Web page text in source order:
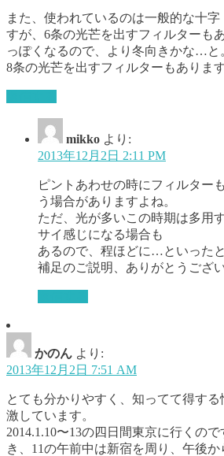
また、使われているのは一般的な十
すが、6条の光芒を出すフィルターも
っぽくなるので、より冬向きかな…と
8条の光芒を出すフィルターもありま
mikko より:
2013年12月2日 2:11 PM
ピントあわせの時にフィルター
う場合がありますよね。
ただ、光が多いこの時期は多用
サイ感じになる場合も
あるので、程ほどに…といった
補足のご説明、ありがとうござい
かのん より:
2013年12月2日 7:51 AM
とても分かりやすく、知ってて得す
激しています。
2014.1.10〜13の四日間東京に行くの
き、11の午前中は新宿を周り、午後